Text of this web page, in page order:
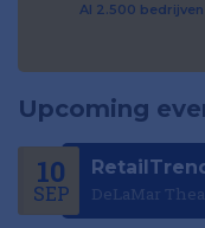
Al 2.500
Upcoming
10
SEP DeLaMar